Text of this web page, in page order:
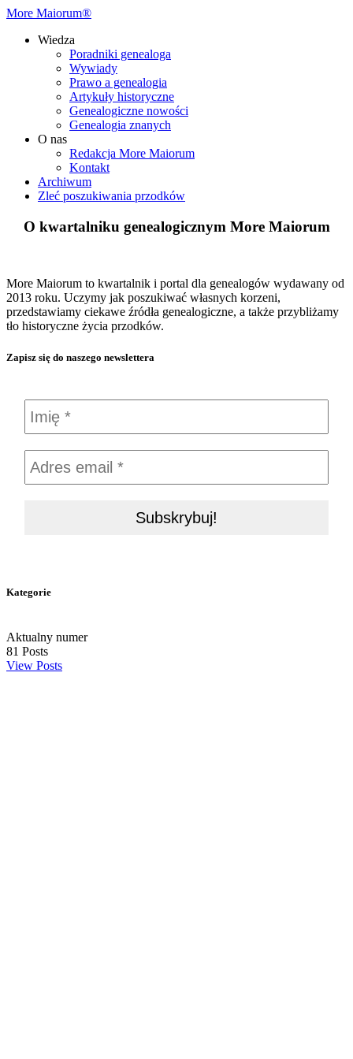
More Maiorum®
Wiedza
Poradniki genealoga
Wywiady
Prawo a genealogia
Artykuły historyczne
Genealogiczne nowości
Genealogia znanych
O nas
Redakcja More Maiorum
Kontakt
Archiwum
Zleć poszukiwania przodków
O kwartalniku genealogicznym More Maiorum
More Maiorum to kwartalnik i portal dla genealogów wydawany od
2013 roku. Uczymy jak poszukiwać własnych korzeni,
przedstawiamy ciekawe źródła genealogiczne, a także przybliżamy
tło historyczne życia przodków.
Zapisz się do naszego newslettera
Kategorie
Aktualny numer
81 Posts
View Posts